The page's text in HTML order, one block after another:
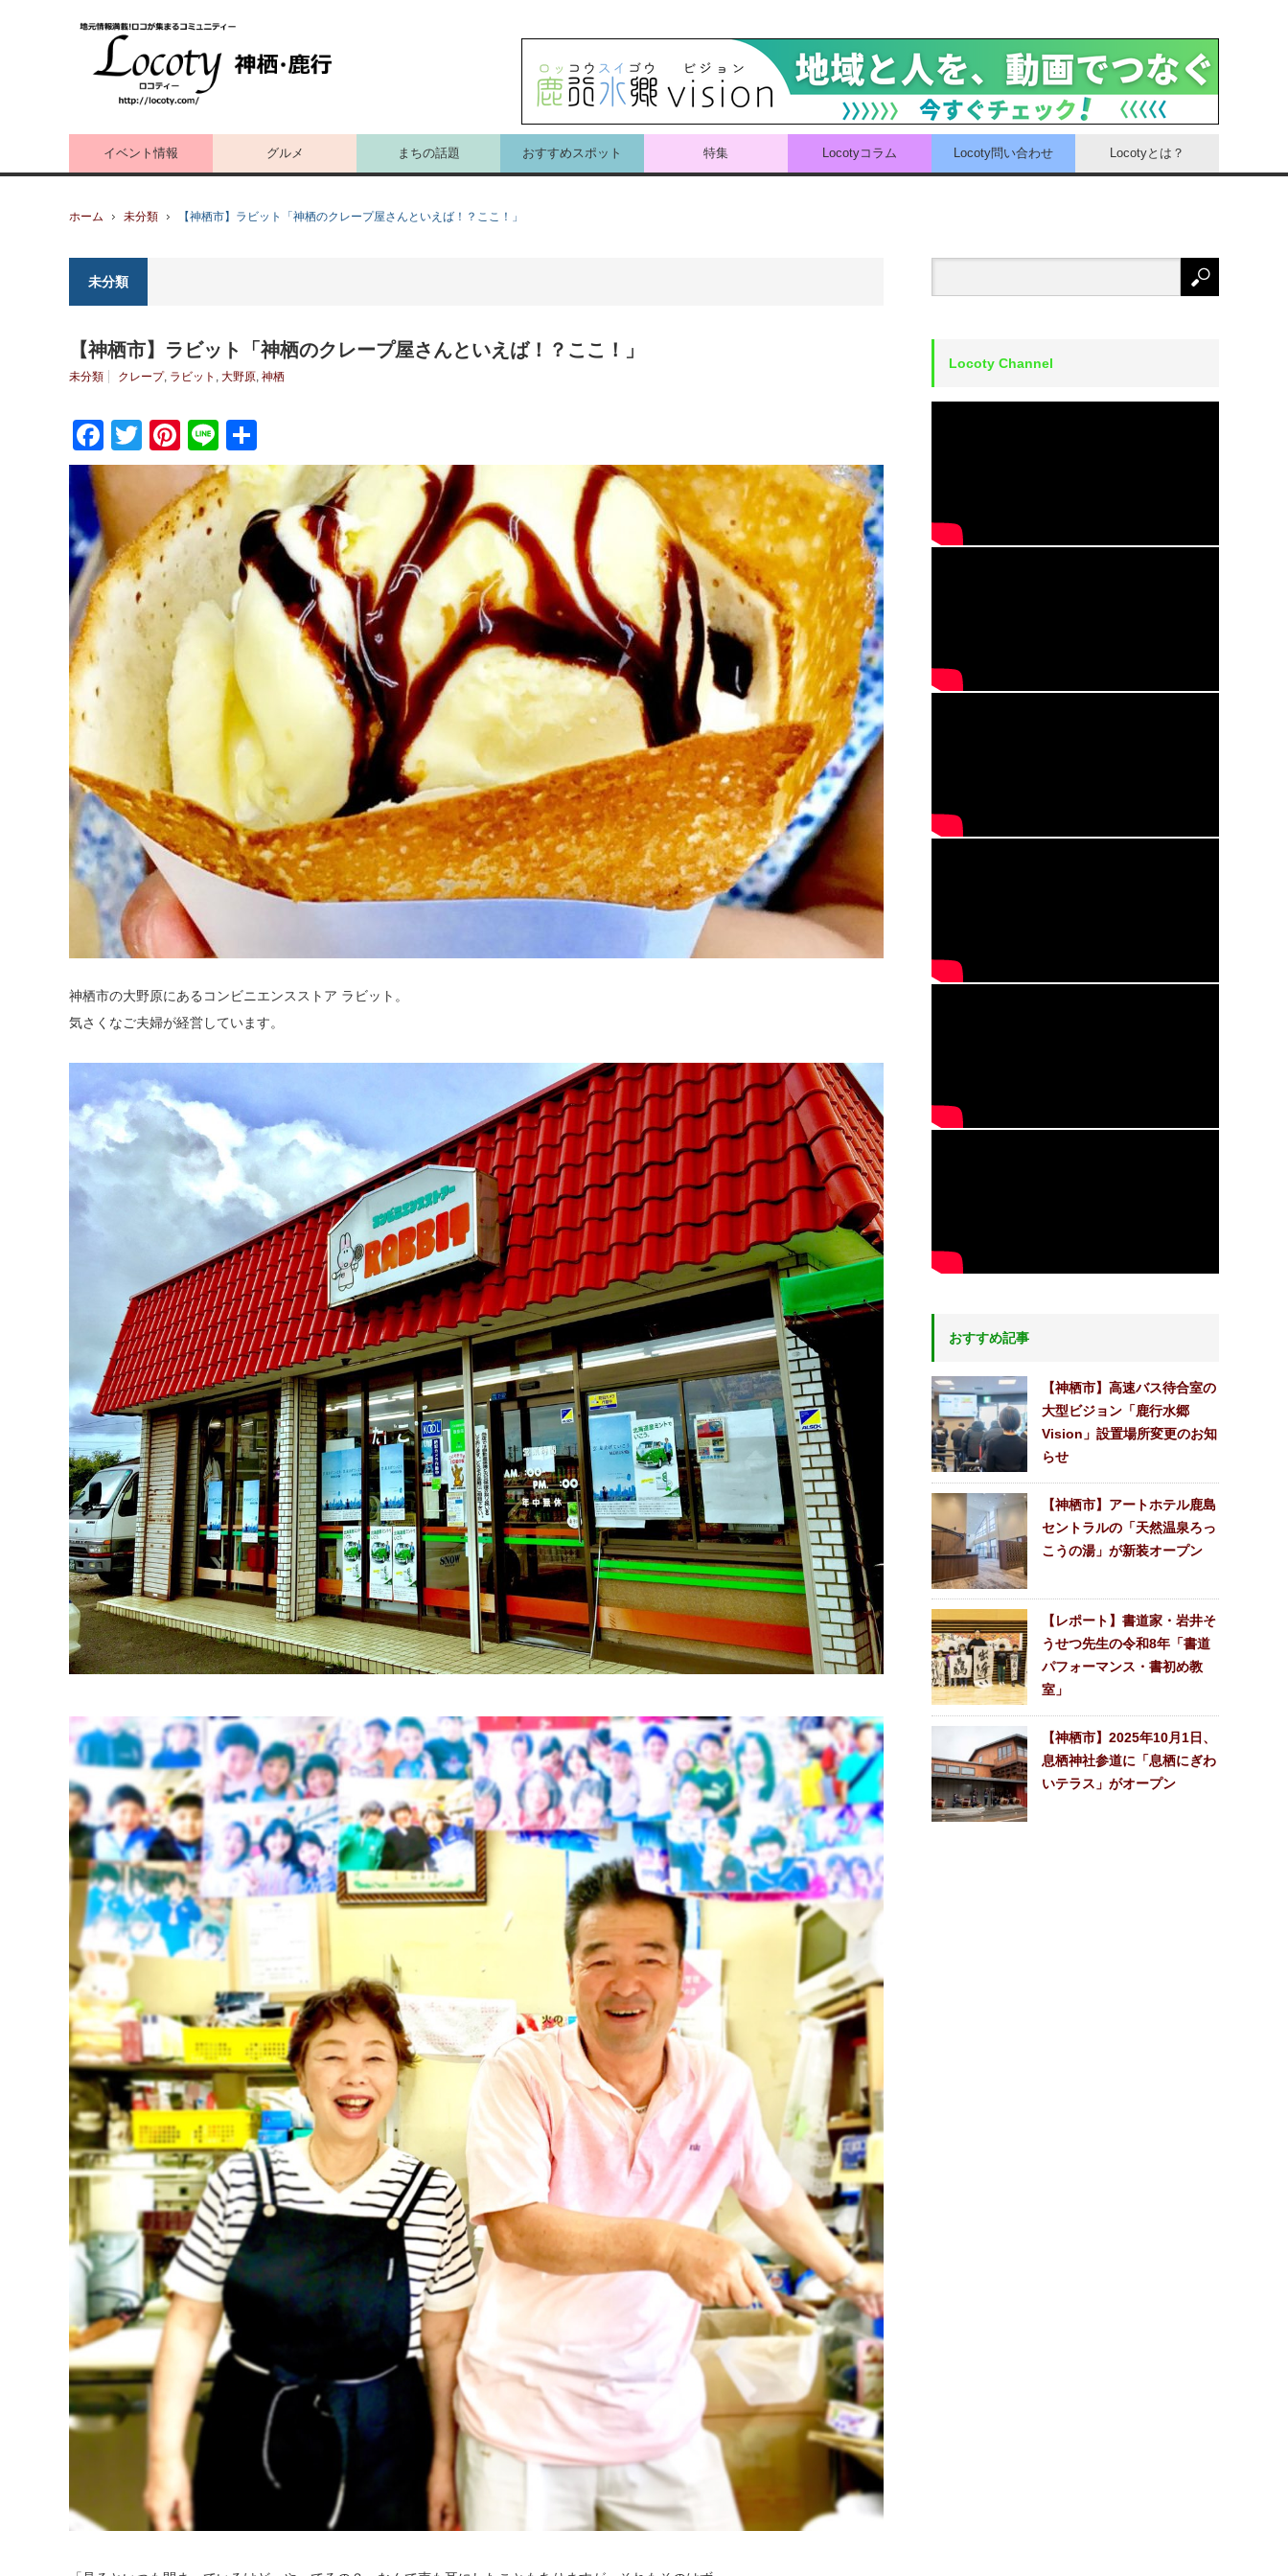
イベント情報 グルメ まちの話題 おすすめスポット 特集 Locotyコラム Locoty問い合わせ Locotyとは？
ホーム 未分類 【神栖市】ラビット「神栖のクレープ屋さんといえば！？ここ！」
未分類
【神栖市】ラビット「神栖のクレープ屋さんといえば！？ここ！」
未分類 クレープ, ラビット , 大野原, 神栖
Facebook
TwitterPinterest
Line
有
神栖市の大野原にあるコンビニエンスストア ラビット。
気さくなご夫婦が経営しています。
Locoty Channel
おすすめ記事
【神栖市】高速バス待合室の
大型ビジョン「鹿行水郷
Vision」設置場所変更のお知
らせ
【神栖市】アートホテル鹿島
セントラルの「天然温泉ろっ
こうの湯」が新装オープン
【レポート】書道家・岩井そ
うせつ先生の令和8年「書道
パフォーマンス・書初め教
室」
【神栖市】2025年10月1日、
息栖神社参道に「息栖にぎわ
いテラス」がオープン